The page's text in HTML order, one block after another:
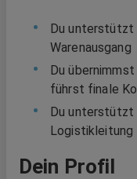
Du unterstützt
Warenausgang
Du
führst finale
Du unterstützt
Logistikleitung
Dein Profil